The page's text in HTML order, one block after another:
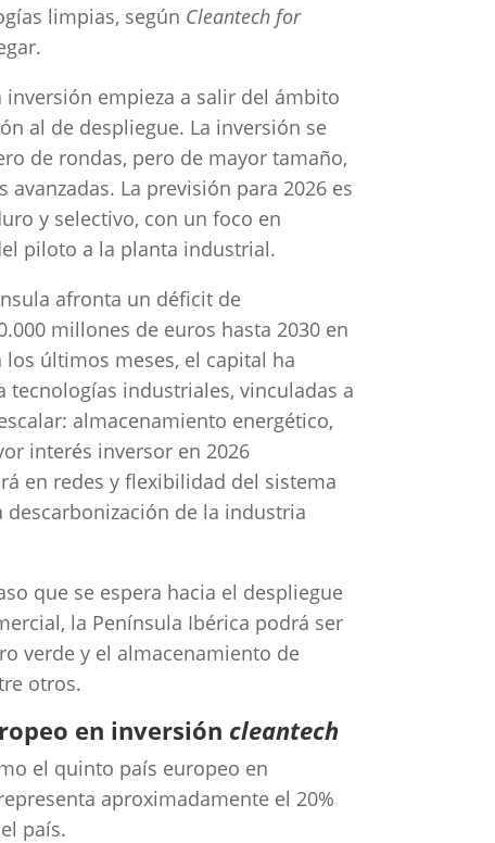
limpias, según Cleantech for
inversión empieza a salir del ámbito
al de despliegue. La inversión se
de rondas, pero de mayor tamaño,
La previsión para 2026 es
y selectivo, con un foco en
piloto a la planta industrial.
afronta un déficit de
millones de euros hasta 2030 en
los últimos meses, el capital ha
tecnologías industriales, vinculadas a
almacenamiento energético,
interés inversor en 2026
en redes y flexibilidad del sistema
de la industria
que se espera hacia el despliegue
la Península Ibérica podrá ser
verde y el almacenamiento de
otros.
en inversión cleantech
el quinto país europeo en
aproximadamente el 20%
país.